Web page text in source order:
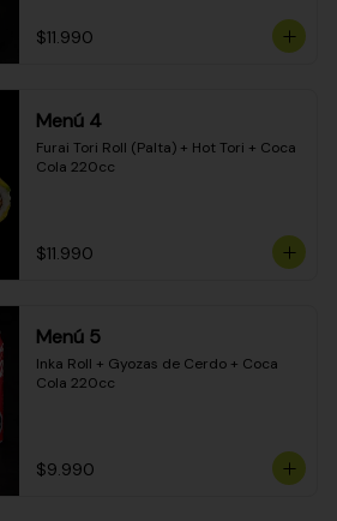
$11.990
Menú 4
Furai Tori Roll (Palta) + Hot Tori + Coca
Cola 220cc
$11.990
Menú 5
Inka Roll + Gyozas de Cerdo + Coca
Cola 220cc
$9.990